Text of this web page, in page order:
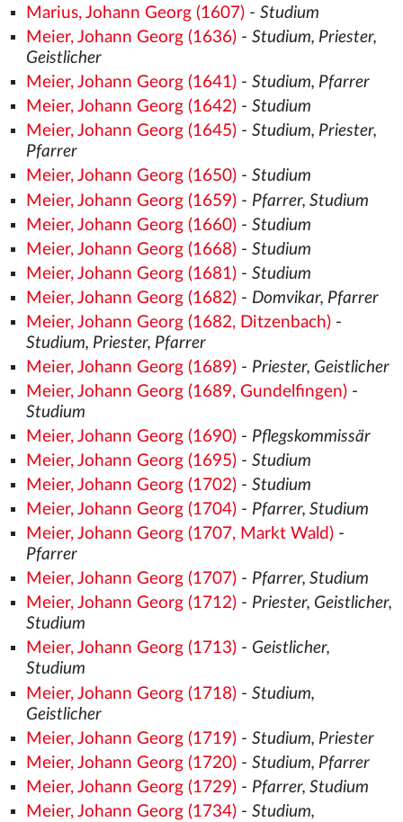
Marius, Johann Georg (1607)- Studium
Meier, Johann Georg (1636)- Studium, Priester,
Geistlicher
Meier, Johann Georg (1641)- Studium, Pfarrer
Meier, Johann Georg (1642)- Studium
Meier, Johann Georg (1645)- Studium, Priester,
Pfarrer
Meier, Johann Georg (1650)- Studium
Meier, Johann Georg (1659)- Pfarrer, Studium
Meier, Johann Georg (1660)- Studium
Meier, Johann Georg (1668)- Studium
Meier, Johann Georg (1681)- Studium
Meier, Johann Georg (1682)- Domvikar, Pfarrer
Meier, Johann Georg (1682, Ditzenbach)-
Studium, Priester, Pfarrer
Meier, Johann Georg (1689)- Priester, Geistlicher
Meier, Johann Georg (1689, Gundelfingen)-
Studium
Meier, Johann Georg (1690)- Pflegskommissär
Meier, Johann Georg (1695)- Studium
Meier, Johann Georg (1702)- Studium
Meier, Johann Georg (1704)- Pfarrer, Studium
Meier, Johann Georg (1707, Markt Wald)-
Pfarrer
Meier, Johann Georg (1707)- Pfarrer, Studium
Meier, Johann Georg (1712)- Priester, Geistlicher,
Studium
Meier, Johann Georg (1713)- Geistlicher,
Studium
Meier, Johann Georg (1718)- Studium,
Geistlicher
Meier, Johann Georg (1719)- Studium, Priester
Meier, Johann Georg (1720)- Studium, Pfarrer
Meier, Johann Georg (1729)- Pfarrer, Studium
Meier, Johann Georg (1734)- Studium,